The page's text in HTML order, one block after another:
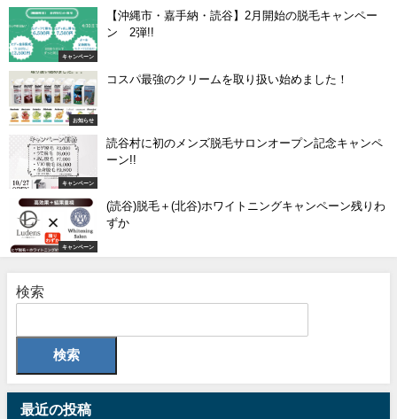
キャンペーン
【沖縄市・嘉手納・読谷】2月開始の脱毛キャンペー
ン 2弾!!
お知らせ
コスパ最強のクリームを取り扱い始めました！
キャンペーン
読谷村に初のメンズ脱毛サロンオープン記念キャンペ
ーン!!
キャンペーン
(読谷)脱毛＋(北谷)ホワイトニングキャンペーン残りわ
ずか
検索
検索
最近の投稿